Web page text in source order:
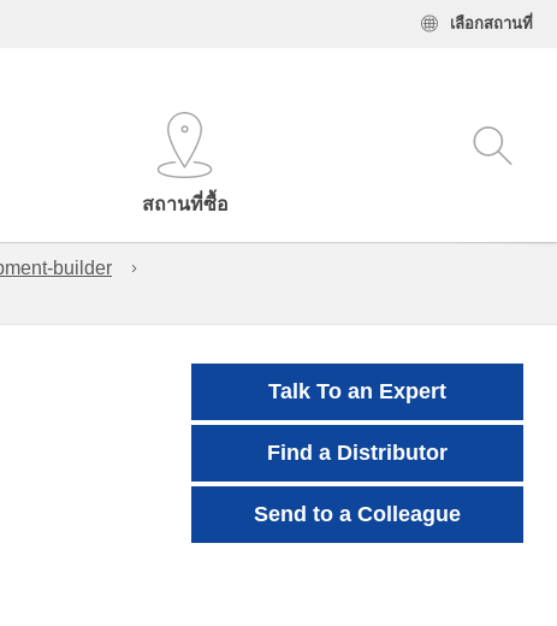
เลือกสถานที่
สถานที่ซื้อ
builder
Talk To an Expert
Find a Distributor
Send to a Colleague